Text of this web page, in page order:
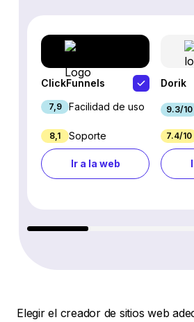
ClickFunnels
7,9 Facilidad de uso
8,1 Soporte
Ir a la web
Dorik
9.3/10
7.4/10
Elegir el creador de sitios web